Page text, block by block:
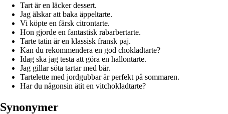
Tart är en läcker dessert.
Jag älskar att baka äppeltarte.
Vi köpte en färsk citrontarte.
Hon gjorde en fantastisk rabarbertarte.
Tarte tatin är en klassisk fransk paj.
Kan du rekommendera en god chokladtarte?
Idag ska jag testa att göra en hallontarte.
Jag gillar söta tartar med bär.
Tartelette med jordgubbar är perfekt på sommaren.
Har du någonsin ätit en vitchokladtarte?
Synonymer